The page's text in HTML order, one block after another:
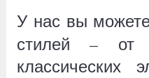
У нас вы
стилей – от
классических